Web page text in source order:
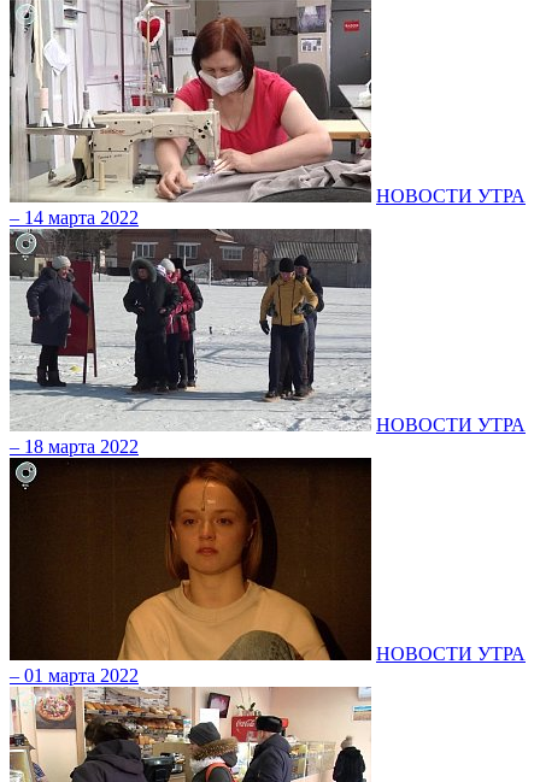
НОВОСТИ УТРА
– 14 марта 2022
НОВОСТИ УТРА
– 18 марта 2022
НОВОСТИ УТРА
– 01 марта 2022